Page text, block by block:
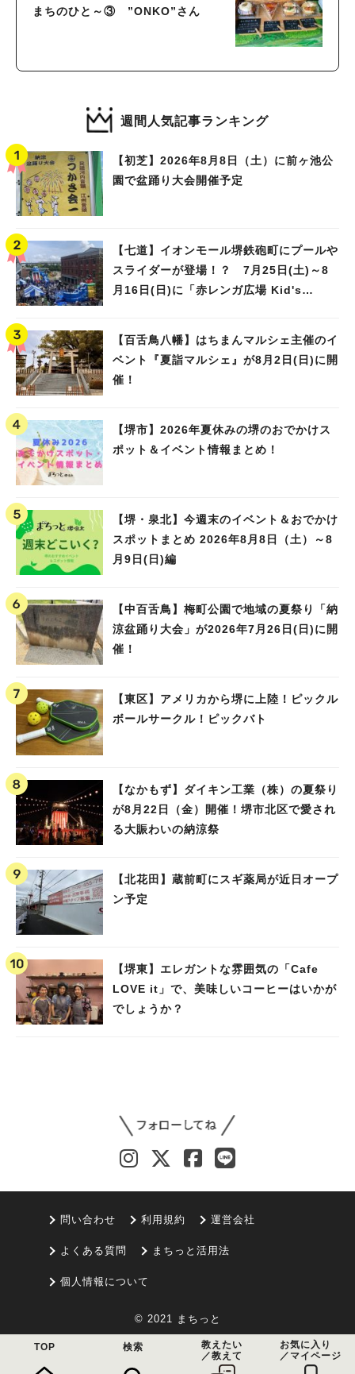
まちのひと～③ ”ONKO”さん
週間人気記事ランキング
【初芝】2026年8月8日（土）に前ヶ池公
園で盆踊り大会開催予定
【七道】イオンモール堺鉄砲町にプールや
スライダーが登場！？ 7月25日(土)～8
月16日(日)に「赤レンガ広場 Kid's
【百舌鳥八幡】はちまんマルシェ主催のイ
ベント『夏詣マルシェ』が8月2日(日)に開
催！
【堺市】2026年夏休みの堺のおでかけス
ポット＆イベント情報まとめ！
【堺・泉北】今週末のイベント＆おでかけ
スポットまとめ 2026年8月8日（土）～8
月9日(日)編
【中百舌鳥】梅町公園で地域の夏祭り「納
涼盆踊り大会」が2026年7月26日(日)に開
催！
【東区】アメリカから堺に上陸！ピックル
ボールサークル！ピックバト
【なかもず】ダイキン工業（株）の夏祭り
が8月22日（金）開催！堺市北区で愛され
る大賑わいの納涼祭
【北花田】蔵前町にスギ薬局が近日オープ
ン予定
【堺東】エレガントな雰囲気の「Cafe
LOVE it」で、美味しいコーヒーはいかが
でしょうか？
問い合わせ 利用規約 運営会社
よくある質問 まちっと活用法
個人情報について
© 2021 まちっと
TOP 検索
教えたい
／教えて
お気に入り
／マイページ